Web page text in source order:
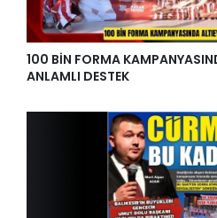
100 BİN FORMA
ANLAMLI DESTEK